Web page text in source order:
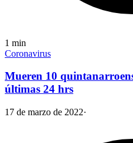
1 min
Coronavirus
Mueren 10
últimas 24 hrs
17 de marzo de 2022·